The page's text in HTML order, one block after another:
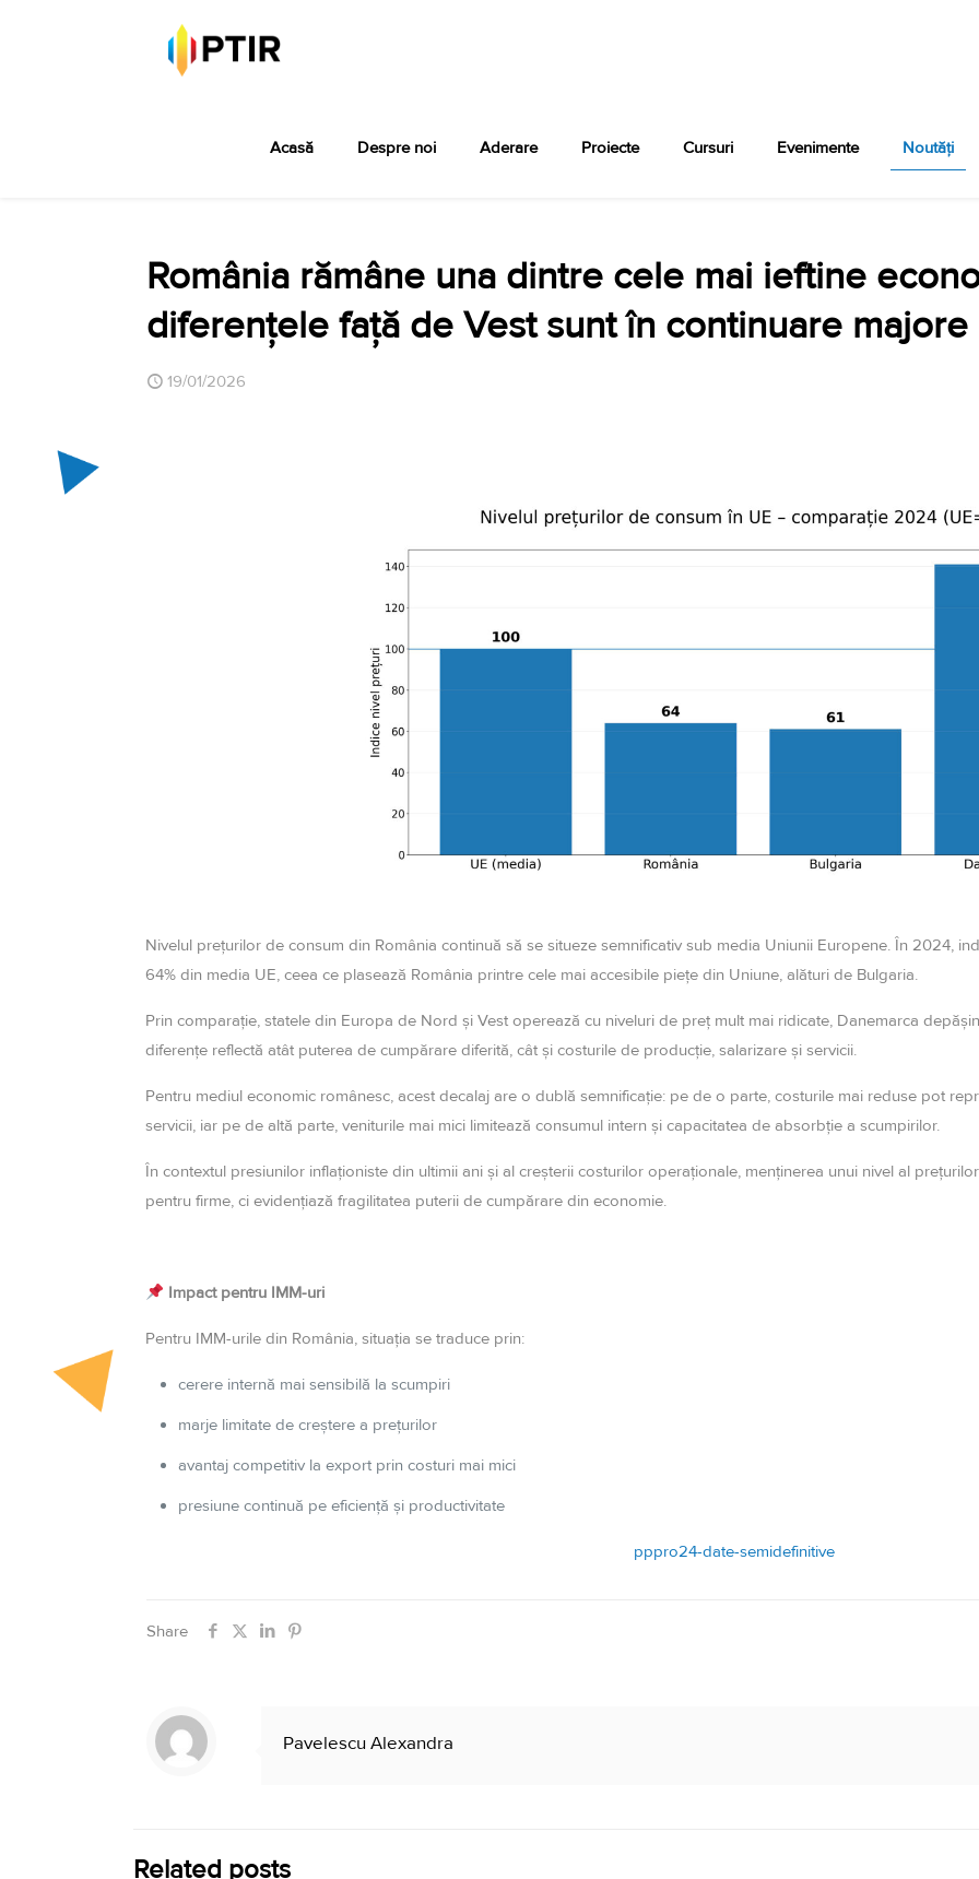
Acasă Despre noi Aderare Proiecte Cursuri Evenimente Noutăți
România rămâne una dintre cele mai ieftine
diferențele față de Vest sunt în continuare majore
19/01/2026
Nivelul prețurilor de consum din România continuă să se situeze semnificativ sub media Uniunii Europene. În 2024,
64% din media UE, ceea ce plasează România printre cele mai accesibile piețe din Uniune, alături de Bulgaria.
Prin comparație, statele din Europa de Nord și Vest operează cu niveluri de preț mult mai ridicate, Danemarca
diferențe reflectă atât puterea de cumpărare diferită, cât și costurile de producție, salarizare și servicii.
Pentru mediul economic românesc, acest decalaj are o dublă semnificație: pe de o parte, costurile mai reduse pot
servicii, iar pe de altă parte, veniturile mai mici limitează consumul intern și capacitatea de absorbție a scumpirilor.
În contextul presiunilor inflaționiste din ultimii ani și al creșterii costurilor operaționale, menținerea unui nivel al
pentru firme, ci evidențiază fragilitatea puterii de cumpărare din economie.
Impact pentru IMM-uri
Pentru IMM-urile din România, situația se traduce prin:
cerere internă mai sensibilă la scumpiri
marje limitate de creștere a prețurilor
avantaj competitiv la export prin costuri mai mici
presiune continuă pe eficiență și productivitate
pppro24-date-semidefinitive
Share
Pavelescu Alexandra
Related posts